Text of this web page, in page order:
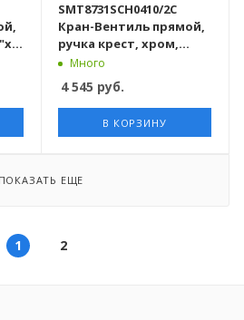
SMT8731SCH0410/2C
Кран-Вентиль прямой,
ручка крест, хром,
1"х1/2" г/ш, с
отражателем, 10 пар/
кор
Много
4 545 руб.
В КОРЗИНУ
ПОКАЗАТЬ ЕЩЕ
1 2